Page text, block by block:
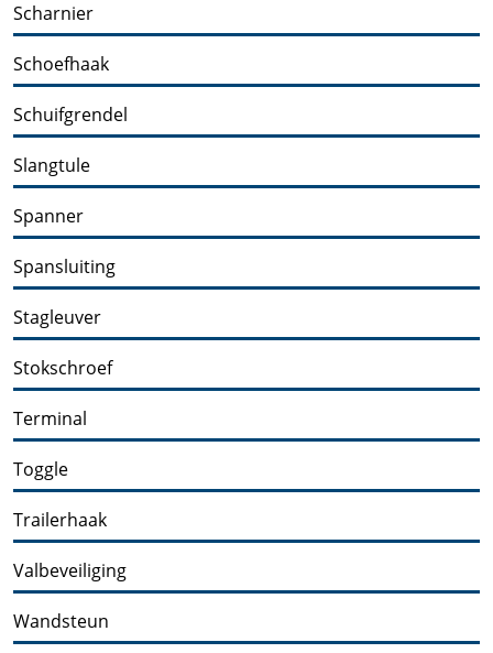
Scharnier
Schoefhaak
Schuifgrendel
Slangtule
Spanner
Spansluiting
Stagleuver
Stokschroef
Terminal
Toggle
Trailerhaak
Valbeveiliging
Wandsteun